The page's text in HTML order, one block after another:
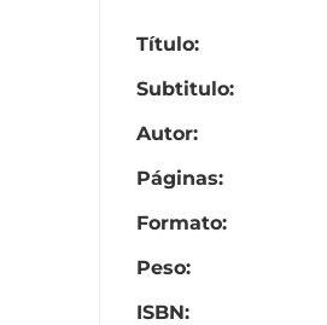
Título:
Subtitulo:
Autor:
Páginas:
Formato:
Peso:
ISBN: